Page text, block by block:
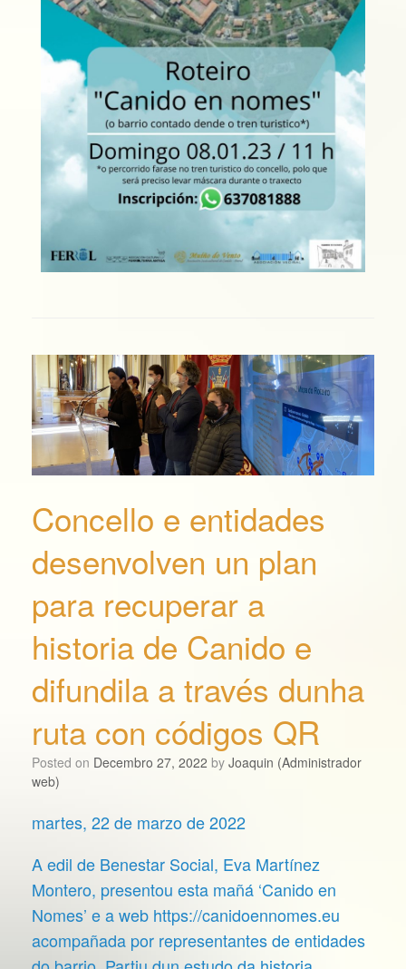
Concello e entidades
desenvolven un plan
para recuperar a
historia de Canido e
difundila a través dunha
ruta con códigos QR
Posted on Decembro 27, 2022 by Joaquin (Administrador
web)
martes, 22 de marzo de 2022
A edil de Benestar Social, Eva Martínez
Montero, presentou esta mañá ‘Canido en
Nomes’ e a web https://canidoennomes.eu
acompañada por representantes de entidades